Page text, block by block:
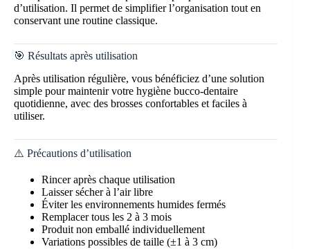
d’utilisation. Il permet de simplifier l’organisation tout en
conservant une routine classique.
🎯 Résultats après utilisation
Après utilisation régulière, vous bénéficiez d’une solution
simple pour maintenir votre hygiène bucco-dentaire
quotidienne, avec des brosses confortables et faciles à
utiliser.
⚠️ Précautions d’utilisation
Rincer après chaque utilisation
Laisser sécher à l’air libre
Éviter les environnements humides fermés
Remplacer tous les 2 à 3 mois
Produit non emballé individuellement
Variations possibles de taille (±1 à 3 cm)